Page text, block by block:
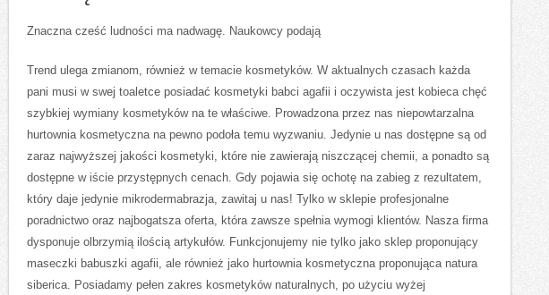
Znaczna cześć ludności ma nadwagę. Naukowcy podają
Trend ulega zmianom, również w temacie kosmetyków. W aktualnych czasach każda
pani musi w swej toaletce posiadać kosmetyki babci agafii i oczywista jest kobieca chęć
szybkiej wymiany kosmetyków na te właściwe. Prowadzona przez nas niepowtarzalna
hurtownia kosmetyczna na pewno podoła temu wyzwaniu. Jedynie u nas dostępne są od
zaraz najwyższej jakości kosmetyki, które nie zawierają niszczącej chemii, a ponadto są
dostępne w iście przystępnych cenach. Gdy pojawia się ochotę na zabieg z rezultatem,
który daje jedynie mikrodermabrazja, zawitaj u nas! Tylko w sklepie profesjonalne
poradnictwo oraz najbogatsza oferta, która zawsze spełnia wymogi klientów. Nasza firma
dysponuje olbrzymią ilością artykułów. Funkcjonujemy nie tylko jako sklep proponujący
maseczki babuszki agafii, ale również jako hurtownia kosmetyczna proponująca natura
siberica. Posiadamy pełen zakres kosmetyków naturalnych, po użyciu wyżej